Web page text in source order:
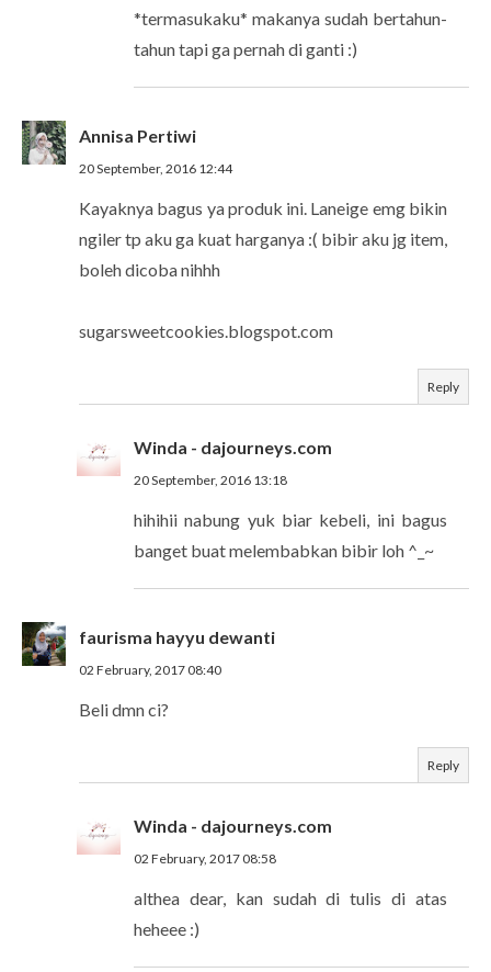
*termasukaku* makanya sudah bertahun-
tahun tapi ga pernah di ganti :)
Annisa Pertiwi
20 September, 2016 12:44
Kayaknya bagus ya produk ini. Laneige emg bikin
ngiler tp aku ga kuat harganya :( bibir aku jg item,
boleh dicoba nihhh
sugarsweetcookies.blogspot.com
Reply
Winda - dajourneys.com
20 September, 2016 13:18
hihihii nabung yuk biar kebeli, ini bagus
banget buat melembabkan bibir loh ^_~
faurisma hayyu dewanti
02 February, 2017 08:40
Beli dmn ci?
Reply
Winda - dajourneys.com
02 February, 2017 08:58
althea dear, kan sudah di tulis di atas
heheee :)